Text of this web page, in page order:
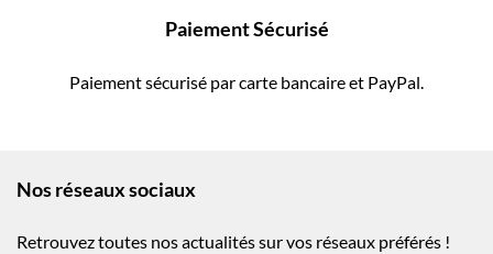
Paiement Sécurisé
Paiement sécurisé par carte bancaire et PayPal.
Nos réseaux sociaux
Retrouvez toutes nos actualités sur vos réseaux préférés !